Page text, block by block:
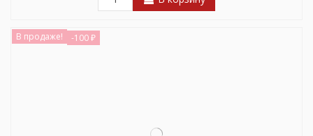
В продаже! -100 ₽